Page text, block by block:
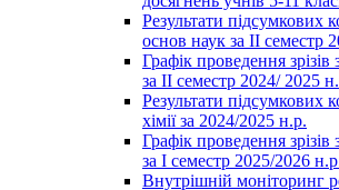
Результати підсумкових
основ наук за ІІ семестр
Графік проведення
за ІІ семестр 2024/ 2025
Результати підсумкових
хімії за 2024/2025 н.р.
Графік проведення
за І семестр 2025/2026
Внутрішній моніторинг